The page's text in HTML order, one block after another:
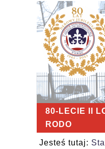
80-LECIE II
RODO
Jesteś tutaj: